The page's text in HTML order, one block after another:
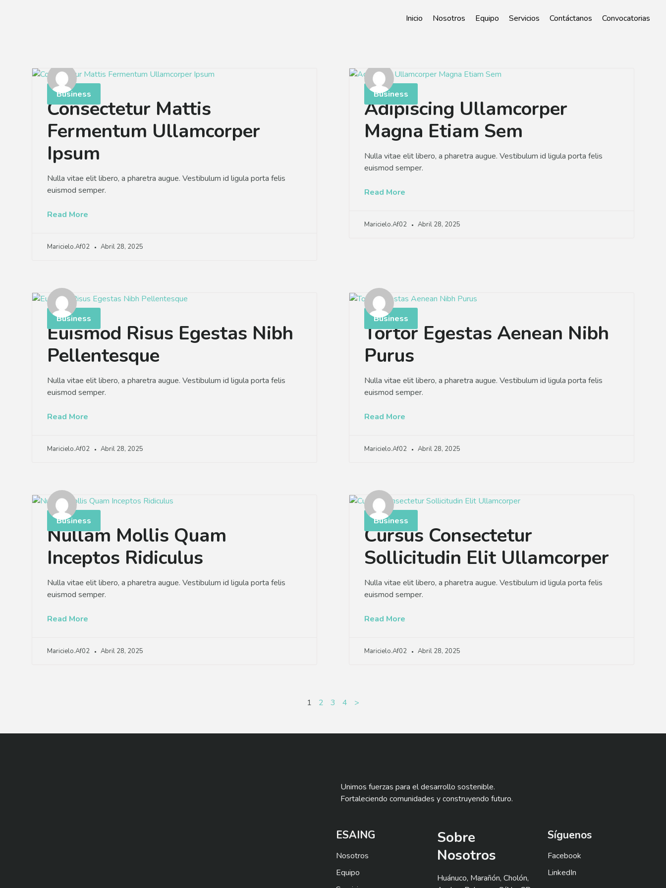
Inicio Nosotros Equipo Servicios Contáctanos Convocatorias
Business
Consectetur Mattis
Fermentum Ullamcorper
Ipsum
Nulla vitae elit libero, a pharetra augue. Vestibulum id ligula porta felis
euismod semper.
Read More
Maricielo.af02 Abril 28, 2025
Business
Adipiscing Ullamcorper
Magna Etiam Sem
Nulla vitae elit libero, a pharetra augue. Vestibulum id ligula porta felis
euismod semper.
Read More
Maricielo.af02 Abril 28, 2025
Business
Euismod Risus Egestas Nibh
Pellentesque
Nulla vitae elit libero, a pharetra augue. Vestibulum id ligula porta felis
euismod semper.
Read More
Maricielo.af02 Abril 28, 2025
Business
Tortor Egestas Aenean Nibh
Purus
Nulla vitae elit libero, a pharetra augue. Vestibulum id ligula porta felis
euismod semper.
Read More
Maricielo.af02 Abril 28, 2025
Business
Nullam Mollis Quam
Inceptos Ridiculus
Nulla vitae elit libero, a pharetra augue. Vestibulum id ligula porta felis
euismod semper.
Read More
Maricielo.af02 Abril 28, 2025
Business
Cursus Consectetur
Sollicitudin Elit Ullamcorper
Nulla vitae elit libero, a pharetra augue. Vestibulum id ligula porta felis
euismod semper.
Read More
Maricielo.af02 Abril 28, 2025
1 2 3 4 >
Unimos fuerzas para el desarrollo sostenible.
Fortaleciendo comunidades y construyendo futuro.
ESAING
Nosotros
Equipo
Sobre
Nosotros
Huánuco, Marañón, Cholón,
Síguenos
Facebook
LinkedIn